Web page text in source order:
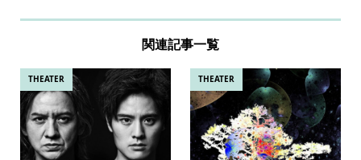
関連記事一覧
THEATER THEATER